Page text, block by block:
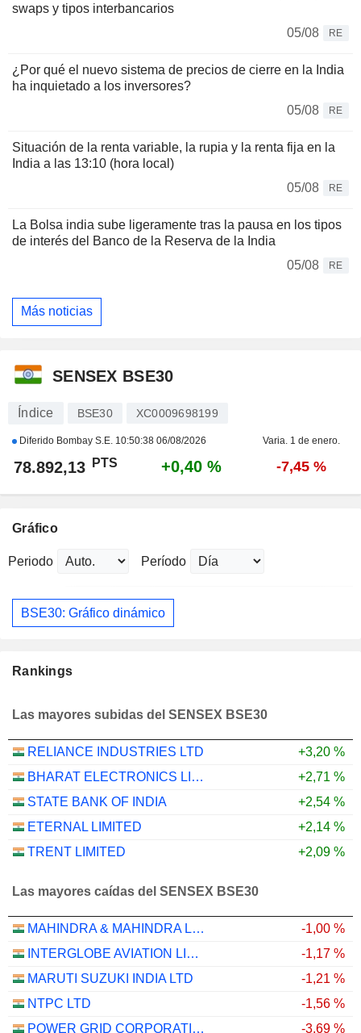
swaps y tipos interbancarios
05/08
RE
¿Por qué el nuevo sistema de precios de cierre en la India
ha inquietado a los inversores?
05/08
RE
Situación de la renta variable, la rupia y la renta fija en la
India a las 13:10 (hora local)
05/08
RE
La Bolsa india sube ligeramente tras la pausa en los tipos
de interés del Banco de la Reserva de la India
05/08
RE
Más noticias
SENSEX BSE30
Índice BSE30 XC0009698199
Diferido Bombay S.E. 10:50:38 06/08/2026 Varia. 1 de enero.
78.892,13 PTS +0,40 % -7,45 %
Gráfico
Periodo Período
BSE30: Gráfico dinámico
Rankings
Las mayores subidas del SENSEX BSE30
RELIANCE INDUSTRIES LTD
+3,20 %
BHARAT ELECTRONICS LIMITED
+2,71 %
STATE BANK OF INDIA
+2,54 %
ETERNAL LIMITED
+2,14 %
TRENT LIMITED
+2,09 %
Las mayores caídas del SENSEX BSE30
MAHINDRA & MAHINDRA LIMITED
-1,00 %
INTERGLOBE AVIATION LIMITED
-1,17 %
MARUTI SUZUKI INDIA LTD
-1,21 %
NTPC LTD
-1,56 %
POWER GRID CORPORATION OF INDIA LIMITED
-3,69 %